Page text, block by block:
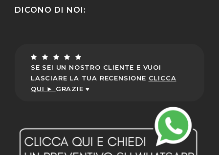
DICONO DI NOI:
SE SEI UN NOSTRO CLIENTE E VUOI
LASCIARE LA TUA RECENSIONE CLICCA
QUI ► GRAZIE ♥